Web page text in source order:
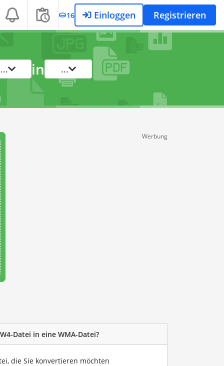
16 Einloggen Registrieren
... in ...
Werbung
Datei in eine WMA-Datei?
die Sie konvertieren möchten